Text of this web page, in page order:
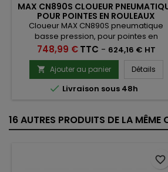
MAX CN890S CLOUEUR
POUR POINTES EN ROULEAUX
Cloueur MAX CN890S pneumatique
basse pression, pour pointes en
rouleaux plats 16° de 45 à 90mm
Prix
748,99 € TTC - 624,16 € HT
 Ajouter au panier Détails
 Livraison sous 48h
16 AUTRES PRODUITS DE LA MÊME
favorite_border